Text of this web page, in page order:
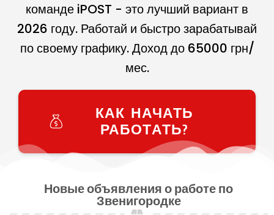
команде iPOST - это лучший вариант в
2026 году. Работай и быстро зарабатывай
по своему графику. Доход до 65000 грн/
мес.
КАК НАЧАТЬ
РАБОТАТЬ?
Новые объявления о работе по
Звенигородке